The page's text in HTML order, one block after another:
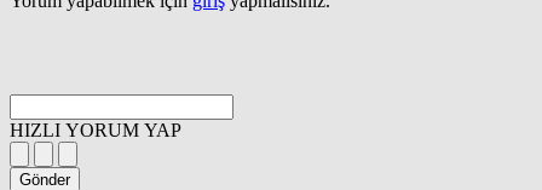
HIZLI YORUM YAP
Gönder